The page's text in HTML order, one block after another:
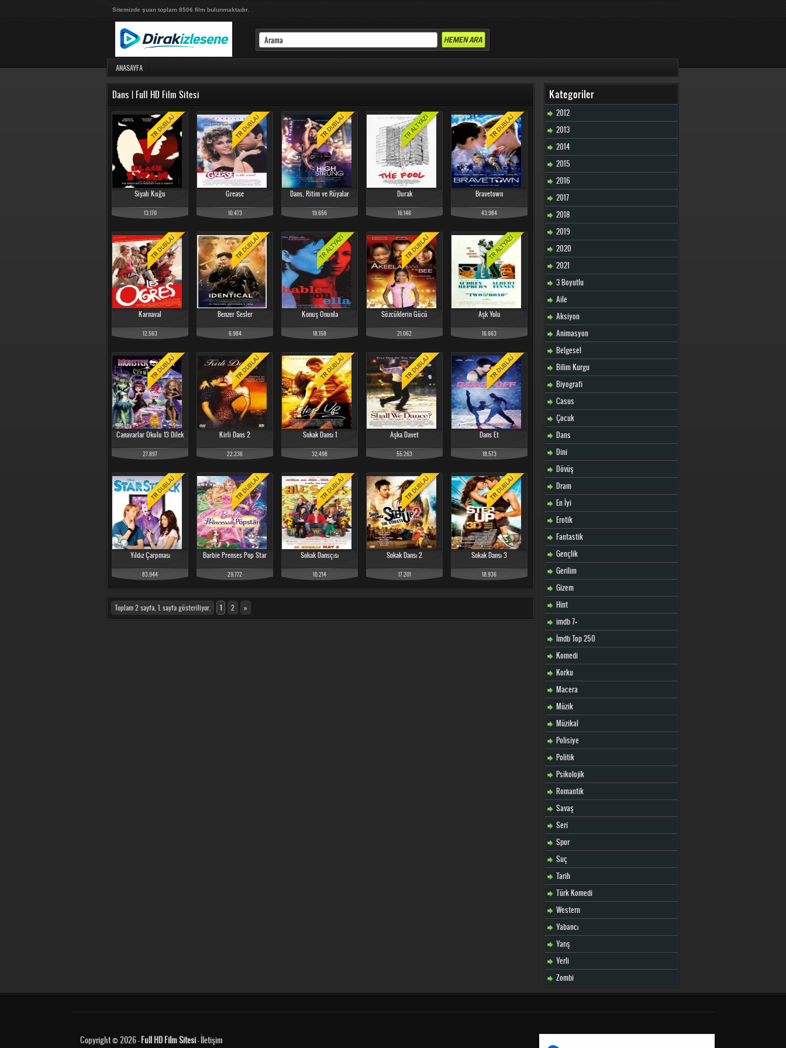
Sitemizde şuan toplam 8506 film bulunmaktadır.
ANASAYFA
Dans | Full HD Film Sitesi
Siyah Kuğu
13.170
Grease
10.473
Dans, Ritim ve Rüyalar
19.656
Durak
16.146
Bravetown
43.984
Karnaval
12.563
Benzer Sesler
6.984
Konuş Onunla
18.158
Sözcüklerin Gücü
21.062
Aşk Yolu
16.663
Canavarlar Okulu 13 Dilek
27.897
Kirli Dans 2
22.236
Sokak Dansı 1
32.498
Aşka Davet
55.263
Dans Et
18.573
Yıldız Çarpması
83.944
Barbie Prenses Pop Star
29.772
Sokak Dansçısı
10.214
Sokak Dansı 2
17.201
Sokak Dansı 3
18.936
Toplam 2 sayfa, 1. sayfa gösteriliyor. 1 2 »
Kategoriler
2012
2013
2014
2015
2016
2017
2018
2019
2020
2021
3 Boyutlu
Aile
Aksiyon
Animasyon
Belgesel
Bilim Kurgu
Biyografi
Casus
Çocuk
Dans
Dini
Dövüş
Dram
En İyi
Erotik
Fantastik
Gençlik
Gerilim
Gizem
Hint
imdb 7+
İmdb Top 250
Komedi
Korku
Macera
Müzik
Müzikal
Polisiye
Politik
Psikolojik
Romantik
Savaş
Seri
Spor
Suç
Tarih
Türk Komedi
Western
Yabancı
Yarış
Yerli
Zombi
Copyright © 2026 -Full HD Film Sitesi-İletişim